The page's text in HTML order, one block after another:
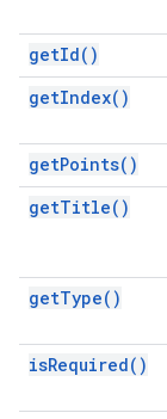
getId( )
getIndex( )
getPoints( )
getTitle( )
getType( )
isRequired( )